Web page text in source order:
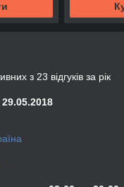
з 23 відгуків за рік